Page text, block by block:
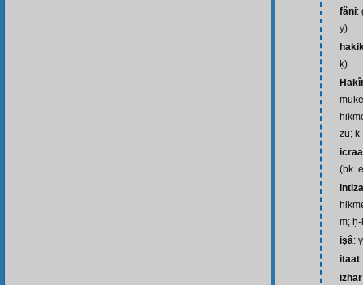
fâni:
y)
ḳ)
ẕü;
(bk.
m;
işâ:
itaat
izhar